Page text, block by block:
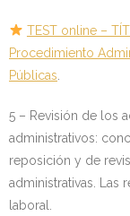
TEST online –
Procedimiento
Públicas
5 – Revisión de los
administrativos:
reposición y de
administrativas. Las
laboral.